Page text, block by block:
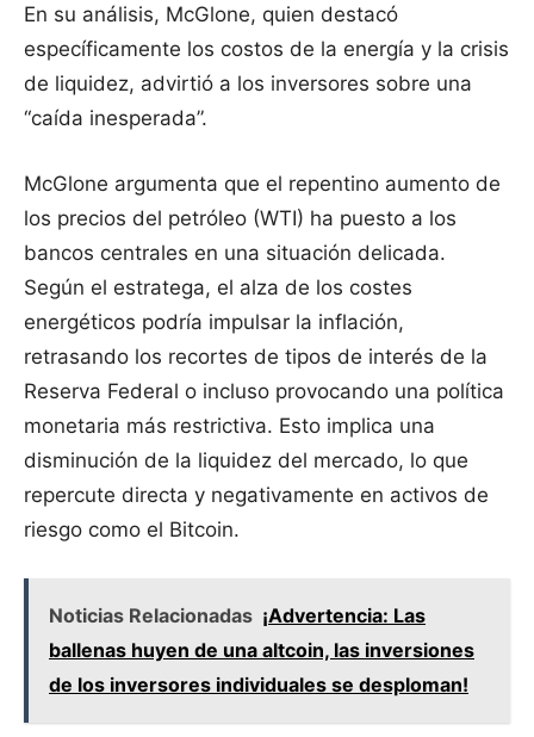
En su análisis, McGlone, quien destacó
específicamente los costos de la energía y la crisis
de liquidez, advirtió a los inversores sobre una
“caída inesperada”.
McGlone argumenta que el repentino aumento de
los precios del petróleo (WTI) ha puesto a los
bancos centrales en una situación delicada.
Según el estratega, el alza de los costes
energéticos podría impulsar la inflación,
retrasando los recortes de tipos de interés de la
Reserva Federal o incluso provocando una política
monetaria más restrictiva. Esto implica una
disminución de la liquidez del mercado, lo que
repercute directa y negativamente en activos de
riesgo como el Bitcoin.
Noticias Relacionadas ¡Advertencia: Las
ballenas huyen de una altcoin, las inversiones
de los inversores individuales se desploman!